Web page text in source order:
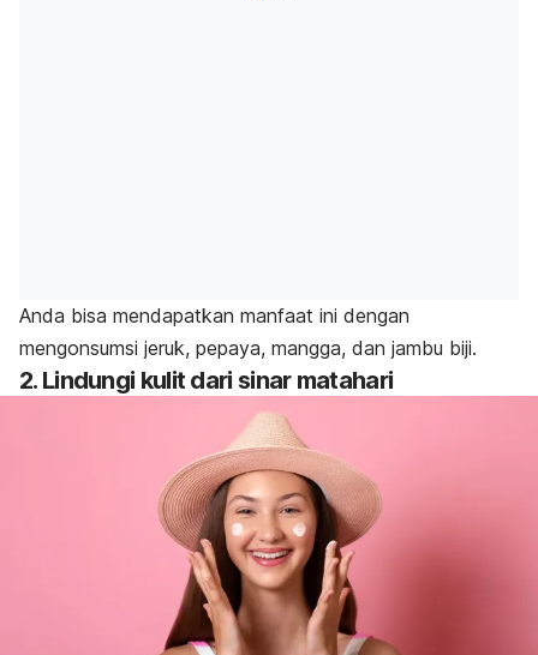
Anda bisa mendapatkan manfaat ini dengan
mengonsumsi jeruk, pepaya, mangga, dan jambu biji.
2. Lindungi kulit dari sinar matahari